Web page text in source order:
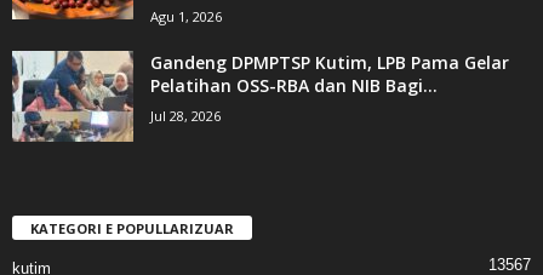
Agu 1, 2026
Gandeng DPMPTSP Kutim, LPB Pama Gelar
Pelatihan OSS-RBA dan NIB Bagi...
Jul 28, 2026
KATEGORI E POPULLARIZUAR
kutim 13567